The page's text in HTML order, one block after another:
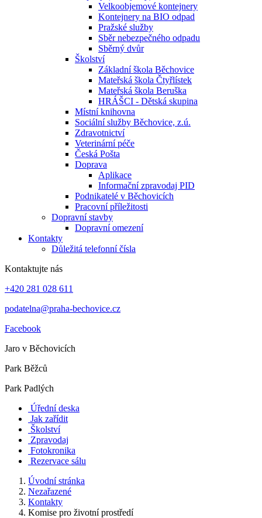
Velkoobjemové kontejnery
Kontejnery na BIO odpad
Pražské služby
Sběr nebezpečného odpadu
Sběrný dvůr
Školství
Základní škola Běchovice
Mateřská škola Čtyřlístek
Mateřská škola Beruška
HRÁŠCI - Dětská skupina
Místní knihovna
Sociální služby Běchovice, z.ú.
Zdravotnictví
Veterinární péče
Česká Pošta
Doprava
Aplikace
Informační zpravodaj PID
Podnikatelé v Běchovicích
Pracovní příležitosti
Dopravní stavby
Dopravní omezení
Kontakty
Důležitá telefonní čísla
Kontaktujte nás
+420 281 028 611
podatelna@praha-bechovice.cz
Facebook
Jaro v Běchovicích
Park Běžců
Park Padlých
Úřední deska
Jak zařídit
Školství
Zpravodaj
Fotokronika
Rezervace sálu
Úvodní stránka
Nezařazené
Kontakty
Komise pro životní prostředí